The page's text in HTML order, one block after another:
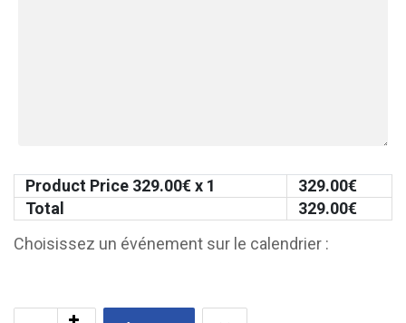
Product Price 329.00€ x 1 329.00€
Total
329.00€
Choisissez un événement sur le calendrier :